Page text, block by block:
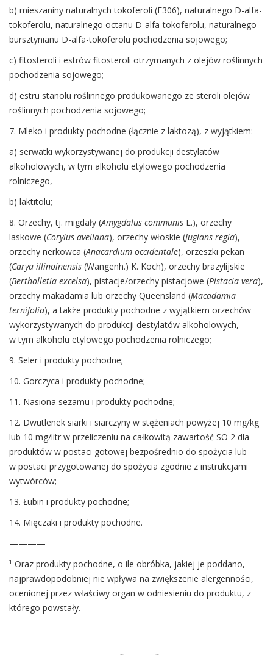
b) mieszaniny naturalnych tokoferoli (E306), naturalnego D-alfa-
tokoferolu, naturalnego octanu D-alfa-tokoferolu, naturalnego
bursztynianu D-alfa-tokoferolu pochodzenia sojowego;
c) fitosteroli i estrów fitosteroli otrzymanych z olejów roślinnych
pochodzenia sojowego;
d) estru stanolu roślinnego produkowanego ze steroli olejów
roślinnych pochodzenia sojowego;
7. Mleko i produkty pochodne (łącznie z laktozą), z wyjątkiem:
a) serwatki wykorzystywanej do produkcji destylatów
alkoholowych, w tym alkoholu etylowego pochodzenia
rolniczego,
b) laktitolu;
8. Orzechy, tj. migdały (Amygdalus communis L.), orzechy
laskowe (Corylus avellana), orzechy włoskie (Juglans regia),
orzechy nerkowca (Anacardium occidentale), orzeszki pekan
(Carya illinoinensis (Wangenh.) K. Koch), orzechy brazylijskie
(Bertholletia excelsa), pistacje/orzechy pistacjowe (Pistacia vera),
orzechy makadamia lub orzechy Queensland (Macadamia
ternifolia), a także produkty pochodne z wyjątkiem orzechów
wykorzystywanych do produkcji destylatów alkoholowych,
w tym alkoholu etylowego pochodzenia rolniczego;
9. Seler i produkty pochodne;
10. Gorczyca i produkty pochodne;
11. Nasiona sezamu i produkty pochodne;
12. Dwutlenek siarki i siarczyny w stężeniach powyżej 10 mg/kg
lub 10 mg/litr w przeliczeniu na całkowitą zawartość SO 2 dla
produktów w postaci gotowej bezpośrednio do spożycia lub
w postaci przygotowanej do spożycia zgodnie z instrukcjami
wytwórców;
13. Łubin i produkty pochodne;
14. Mięczaki i produkty pochodne.
————
¹ Oraz produkty pochodne, o ile obróbka, jakiej je poddano,
najprawdopodobniej nie wpływa na zwiększenie alergenności,
ocenionej przez właściwy organ w odniesieniu do produktu, z
którego powstały.